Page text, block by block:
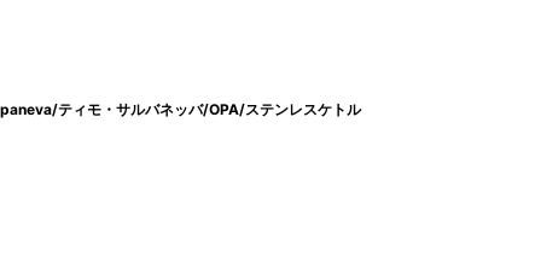
ティモ・サルバネッバ/OPA/ステンレスケトル